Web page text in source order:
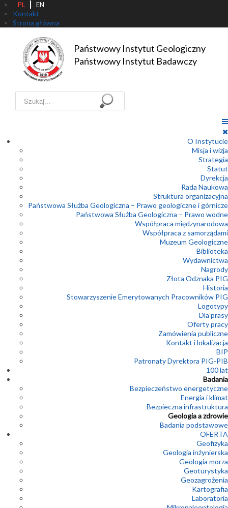
PL EN
Kontakt
Strona główna
Państwowy Instytut Geologiczny
Państwowy Instytut Badawczy
Szukaj...
O Instytucie
Misja i wizja
Strategia
Statut
Dyrekcja
Rada Naukowa
Struktura organizacyjna
Państwowa Służba Geologiczna – Prawo geologiczne i górnicze
Państwowa Służba Geologiczna – Prawo wodne
Współpraca międzynarodowa
Współpraca z samorządami
Muzeum Geologiczne
Biblioteka
Wydawnictwa
Nagrody
Złota Odznaka PIG
Historia
Stowarzyszenie Emerytowanych Pracowników PIG
Logotypy
Dla prasy
Oferty pracy
Zamówienia publiczne
Kontakt i lokalizacja
BIP
Patronaty Dyrektora PIG-PIB
100 lat
Badania
Bezpieczeństwo energetyczne
Energia i klimat
Bezpieczna infrastruktura
Geologia a zdrowie
Badania podstawowe
OFERTA
Geofizyka
Geologia inżynierska
Geologia morza
Geoturystyka
Geozagrożenia
Kartografia
Laboratoria